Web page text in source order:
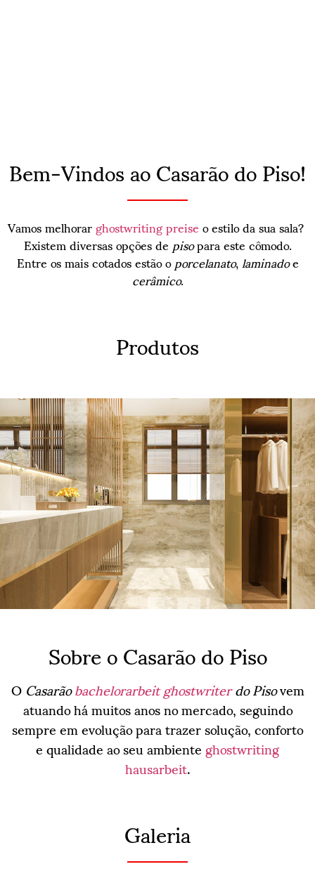
Bem-Vindos ao Casarão do Piso!
Vamos melhorarghostwriting preiseo estilo da sua sala?
Existem diversas opções depisopara este cômodo.
Entre os mais cotados estão oporcelanato,laminadoe
cerâmico.
Produtos
Sobre o Casarão do Piso
OCasarãobachelorarbeit ghostwriterdo Pisovem
atuando há muitos anos no mercado, seguindo
sempre em evolução para trazer solução, conforto
e qualidade ao seu ambienteghostwriting
hausarbeit.
Galeria